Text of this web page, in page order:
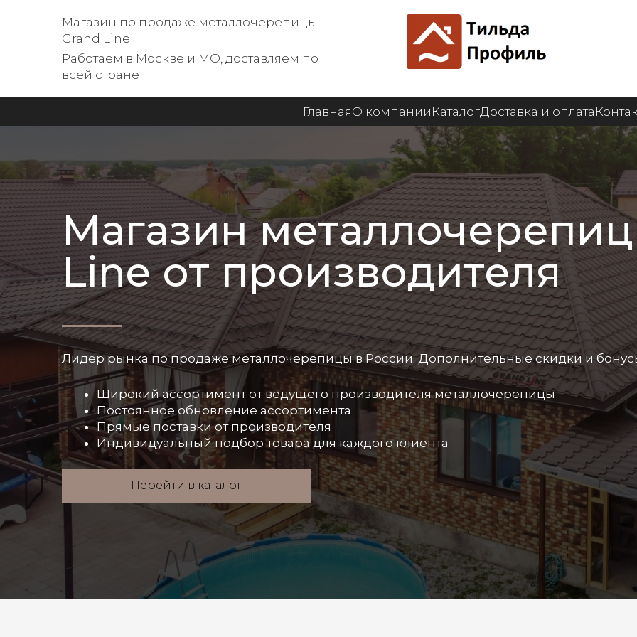
Магазин по продаже металлочерепицы
Grand Line
Работаем в Москве и МО, доставляем по
всей стране
ГлавнаяО компании КаталогДоставка и оплата
Магазин
Line от производителя
____
Лидер рынка по продаже металлочерепицы в России. Дополнительные скидки и
Широкий ассортимент от ведущего производителя металлочерепицы
Постоянное обновление ассортимента
Прямые поставки от производителя
Индивидуальный подбор товара для каждого клиента
Перейти в каталог